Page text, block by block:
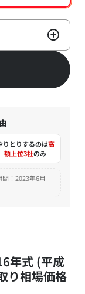
りとりするのは高
額上位3社のみ
：2023年6月
年式 (平成
り相場価格